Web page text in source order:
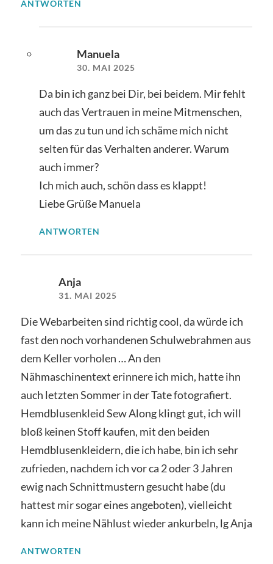
ANTWORTEN
Manuela
30. MAI 2025
Da bin ich ganz bei Dir, bei beidem. Mir fehlt
auch das Vertrauen in meine Mitmenschen,
um das zu tun und ich schäme mich nicht
selten für das Verhalten anderer. Warum
auch immer?
Ich mich auch, schön dass es klappt!
Liebe Grüße Manuela
ANTWORTEN
Anja
31. MAI 2025
Die Webarbeiten sind richtig cool, da würde ich
fast den noch vorhandenen Schulwebrahmen aus
dem Keller vorholen … An den
Nähmaschinentext erinnere ich mich, hatte ihn
auch letzten Sommer in der Tate fotografiert.
Hemdblusenkleid Sew Along klingt gut, ich will
bloß keinen Stoff kaufen, mit den beiden
Hemdblusenkleidern, die ich habe, bin ich sehr
zufrieden, nachdem ich vor ca 2 oder 3 Jahren
ewig nach Schnittmustern gesucht habe (du
hattest mir sogar eines angeboten), vielleicht
kann ich meine Nählust wieder ankurbeln, lg Anja
ANTWORTEN